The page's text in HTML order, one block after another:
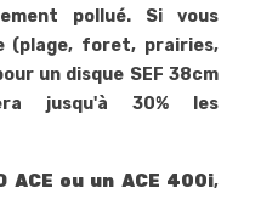
pollué. Si vous
(plage, foret, prairies,
un disque SEF 38cm
jusqu'à 30% les
ACE ou un ACE 400i,